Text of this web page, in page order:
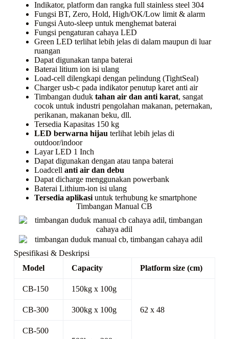
Indikator, platform dan rangka full stainless steel 304
Fungsi BT, Zero, Hold, High/OK/Low limit & alarm
Fungsi Auto-sleep untuk menghemat baterai
Fungsi pengaturan cahaya LED
Green LED terlihat lebih jelas di dalam maupun di luar
ruangan
Dapat digunakan tanpa baterai
Baterai litium ion isi ulang
Load-cell dilengkapi dengan pelindung (TightSeal)
Charger usb-c pada indikator penutup karet anti air
Timbangan duduk tahan air dan anti karat, sangat
cocok untuk industri pengolahan makanan, peternakan,
perikanan, makanan beku, dll.
Tersedia Kapasitas 150 kg
LED berwarna hijauterlihat lebih jelas di
outdoor/indoor
Layar LED 1 Inch
Dapat digunakan dengan atau tanpa baterai
Loadcell anti air dan debu
Dapat dicharge menggunakan powerbank
Baterai Lithium-ion isi ulang
Tersedia aplikasiuntuk terhubung ke smartphone
Timbangan Manual CB
Spesifikasi & Deskripsi
Model
Capacity Platform size (cm)
CB-150 150kg x 100g
62 x 48
CB-300 300kg x 100g
CB-500